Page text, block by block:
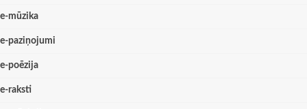
e-mūzika
e-paziņojumi
e-poēzija
e-raksti